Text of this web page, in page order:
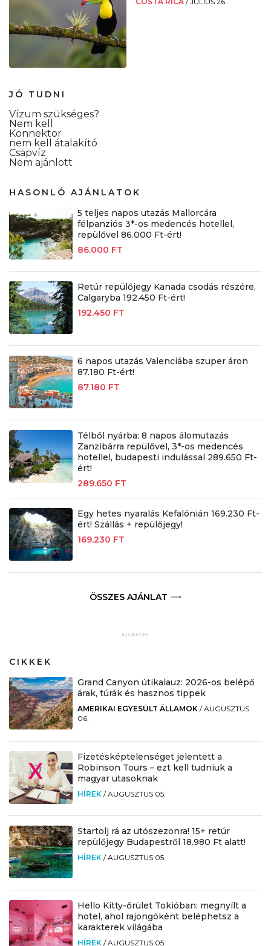
JÓ TUDNI
Vízum szükséges?
Nem kell
Konnektor
nem kell átalakító
Csapvíz
Nem ajánlott
HASONLÓ AJÁNLATOK
5 teljes napos utazás Mallorcára
félpanziós 3*-os medencés hotellel,
repülővel 86.000 Ft-ért!
86.000 FT
Retúr repülőjegy Kanada csodás részére,
Calgaryba 192.450 Ft-ért!
192.450 FT
6 napos utazás Valenciába szuper áron
87.180 Ft-ért!
87.180 FT
Télből nyárba: 8 napos álomutazás
Zanzibárra repülővel, 3*-os medencés
hotellel, budapesti indulással 289.650 Ft-
ért!
289.650 FT
Egy hetes nyaralás Kefalónián 169.230 Ft-
ért! Szállás + repülőjegy!
169.230 FT
ÖSSZES AJÁNLAT
CIKKEK
Grand Canyon útikalauz: 2026-os belépő
árak, túrák és hasznos tippek
AMERIKAI EGYESÜLT ÁLLAMOK /AUGUSZTUS
06.
Fizetésképtelenséget jelentett a
Robinson Tours – ezt kell tudniuk a
magyar utasoknak
HÍREK /AUGUSZTUS 05.
Startolj rá az utószezonra! 15+ retúr
repülőjegy Budapestről 18.980 Ft alatt!
HÍREK /AUGUSZTUS 05.
Hello Kitty-őrület Tokióban: megnyílt a
hotel, ahol rajongóként beléphetsz a
karakterek világába
HÍREK /AUGUSZTUS 05.